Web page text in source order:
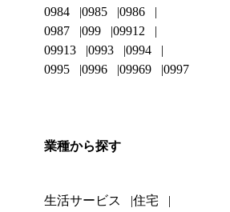
0984
0985
0986
0987
099
09912
09913
0993
0994
0995
0996 09969 0997
業種から探す
生活サービス 住宅